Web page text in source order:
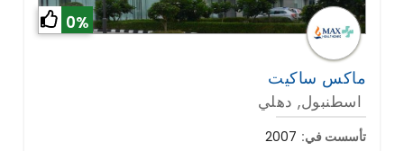
0%
ماكس ساكيت
اسطنبول, دهلي
تأسست في: 2007